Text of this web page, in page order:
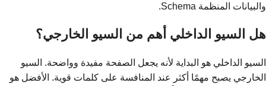
والبيانات المنظمة Schema.
هل السيو الداخلي أهم من السيو الخارجي؟
السيو الداخلي هو البداية لأنه يجعل الصفحة مفيدة وواضحة. السيو
الخارجي يصبح مهمًا أكثر عند المنافسة على كلمات قوية. الأفضل هو